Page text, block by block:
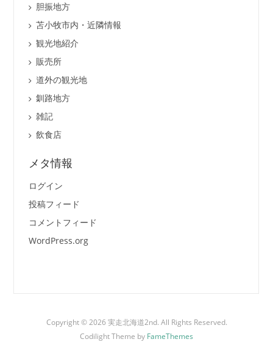
胆振地方
苫小牧市内・近隣情報
観光地紹介
販売所
道外の観光地
釧路地方
雑記
飲食店
メタ情報
ログイン
投稿フィード
コメントフィード
WordPress.org
Copyright © 2026 実走北海道2nd. All Rights Reserved.
Codilight Theme by FameThemes